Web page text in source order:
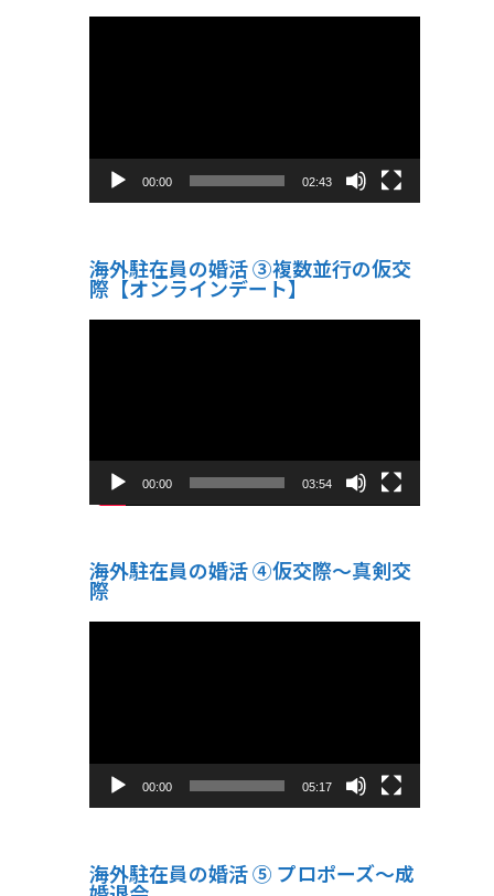
動
00:00 02:43
海外駐在員の婚活 ③複数並行の仮交
際【オンラインデート】
動
00:00 03:54
海外駐在員の婚活 ④仮交際〜真剣交
際
動
00:00 05:17
海外駐在員の婚活 ⑤ プロポーズ〜成